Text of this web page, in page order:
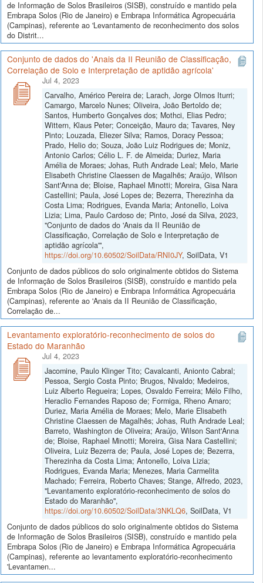
de Informação de Solos Brasileiros (SISB), construído e mantido pela
Embrapa Solos (Rio de Janeiro) e Embrapa Informática Agropecuária
(Campinas), referente ao 'Levantamento de reconhecimento dos solos
do Distrit...
Conjunto de dados do 'Anais da II Reunião de Classificação,
Correlação de Solo e Interpretação de aptidão agrícola'
Jul 4, 2023
Carvalho, Américo Pereira de; Larach, Jorge Olmos Iturri;
Camargo, Marcelo Nunes; Oliveira, João Bertoldo de;
Santos, Humberto Gonçalves dos; Mothci, Elias Pedro;
Wittern, Klaus Peter; Conceição, Mauro da; Tavares, Ney
Pinto; Louzada, Eliezer Silva; Ramos, Doracy Pessoa;
Prado, Helio do; Souza, João Luiz Rodrigues de; Moniz,
Antonio Carlos; Célio L. F. de Almeida; Duriez, Maria
Amélia de Moraes; Johas, Ruth Andrade Leal; Melo, Marie
Elisabeth Christine Claessen de Magalhẽs; Araújo, Wilson
Sant'Anna de; Bloise, Raphael Minotti; Moreira, Gisa Nara
Castellini; Paula, José Lopes de; Bezerra, Therezinha da
Costa Lima; Rodrigues, Evanda Maria; Antonello, Loiva
Lizia; Lima, Paulo Cardoso de; Pinto, José da Silva, 2023,
"Conjunto de dados do 'Anais da II Reunião de
Classificação, Correlação de Solo e Interpretação de
aptidão agrícola'",
https://doi.org/10.60502/SoilData/RNI0JY, SoilData, V1
Conjunto de dados públicos do solo originalmente obtidos do Sistema
de Informação de Solos Brasileiros (SISB), construído e mantido pela
Embrapa Solos (Rio de Janeiro) e Embrapa Informática Agropecuária
(Campinas), referente ao 'Anais da II Reunião de Classificação,
Correlação de...
Levantamento exploratório-reconhecimento de solos do
Estado do Maranhão
Jul 4, 2023
Jacomine, Paulo Klinger Tito; Cavalcanti, Anionto Cabral;
Pessoa, Sergio Costa Pinto; Brugos, Nivaldo; Medeiros,
Luiz Alberto Regueira; Lopes, Osvaldo Ferreira; Mélo Filho,
Heraclio Fernandes Raposo de; Formiga, Rheno Amaro;
Duriez, Maria Amélia de Moraes; Melo, Marie Elisabeth
Christine Claessen de Magalhẽs; Johas, Ruth Andrade Leal;
Barreto, Washington de Oliveira; Araújo, Wilson Sant'Anna
de; Bloise, Raphael Minotti; Moreira, Gisa Nara Castellini;
Oliveira, Luiz Bezerra de; Paula, José Lopes de; Bezerra,
Therezinha da Costa Lima; Antonello, Loiva Lizia;
Rodrigues, Evanda Maria; Menezes, Maria Carmelita
Machado; Ferreira, Roberto Chaves; Stange, Alfredo, 2023,
"Levantamento exploratório-reconhecimento de solos do
Estado do Maranhão",
https://doi.org/10.60502/SoilData/3NKLQ6, SoilData, V1
Conjunto de dados públicos do solo originalmente obtidos do Sistema
de Informação de Solos Brasileiros (SISB), construído e mantido pela
Embrapa Solos (Rio de Janeiro) e Embrapa Informática Agropecuária
(Campinas), referente ao levantamento exploratório-reconhecimento
'Levantamen...